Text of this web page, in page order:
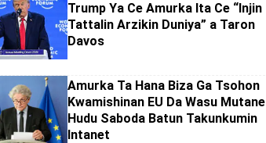
Trump Ya Ce Amurka Ita Ce “Injin
Tattalin Arzikin Duniya” a Taron
Davos
Amurka Ta Hana Biza Ga Tsohon
Kwamishinan EU Da Wasu Mutane
Hudu Saboda Batun Takunkumin
Intanet